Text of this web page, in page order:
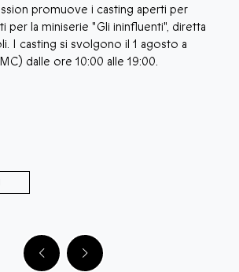
promuove i casting aperti per
per la miniserie "Gli ininfluenti", diretta
I casting si svolgono il 1 agosto a
dalle ore 10:00 alle 19:00.